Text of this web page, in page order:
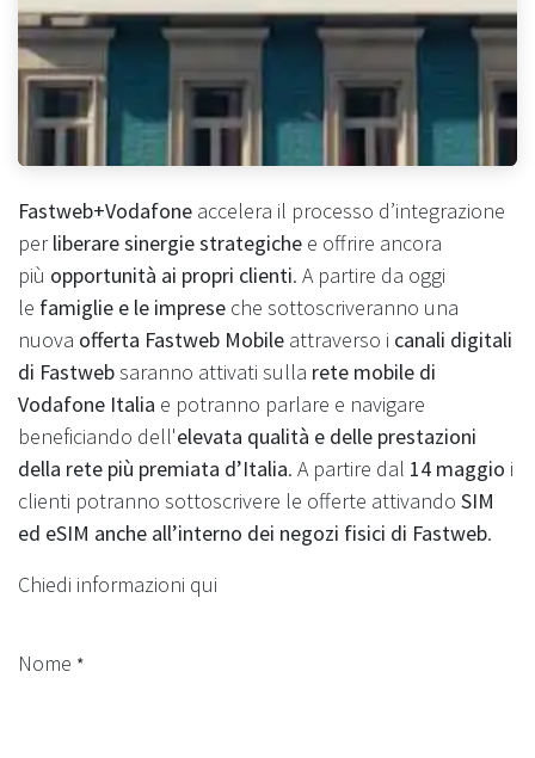
Fastweb+Vodafone accelera il processo d’integrazione
perliberare sinergie strategiche e offrire ancora
più opportunità ai propri clienti. A partire da oggi
le famiglie e le imprese che sottoscriveranno una
nuova offerta Fastweb Mobile attraverso i canali digitali
di Fastwebsaranno attivati sulla rete mobile di
Vodafone Italia e potranno parlare e navigare
beneficiando dell'elevata qualità e delle prestazioni
della rete più premiata d’Italia. A partire dal 14 maggio i
clienti potranno sottoscrivere le offerte attivando SIM
ed eSIM anche all’interno dei negozi fisici di Fastweb.
Chiedi informazioni qui
Nome *